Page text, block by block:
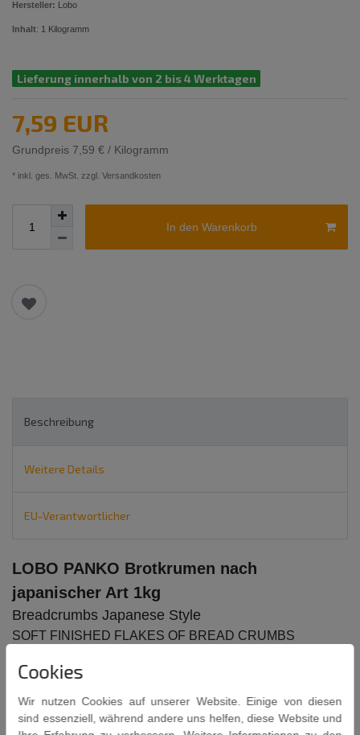
Hersteller: Lobo
Inhalt: 1 Kilogramm
Lieferung innerhalb von 2 bis 4 Werktagen
7,59 EUR
Grundpreis 7,59 € / Kilogramm
* inkl. ges. MwSt. zzgl. Versandkosten
In den Warenkorb
Beschreibung
Weitere Details
EU-Verantwortlicher
LOBO PANKO Brotkrumen nach
japanischer Art 1kg
Breadcrumbs Japanese Style
SOFT FINISHED FLAKES OF BREAD CRUMBS
Cookies
Wir nutzen Cookies auf unserer Website. Einige von diesen
sind essenziell, während andere uns helfen, diese Website und